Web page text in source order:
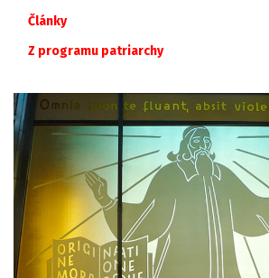
Články
Z programu patriarchy